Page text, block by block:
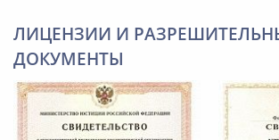
ЛИЦЕНЗИИ И
ДОКУМЕНТЫ